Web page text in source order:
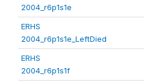
2004_r6p1s1e
ERHS
2004_r6p1s1e_LeftDied
ERHS
2004_r6p1s1f